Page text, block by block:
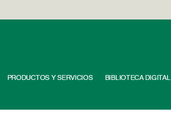
PRODUCTOS Y SERVICIOS BIBLIOTECA DIGITAL